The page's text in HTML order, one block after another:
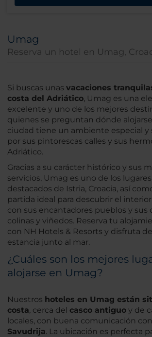
Umag
Reserva un hotel en Umag,
Si buscas unas vacaciones
costa del Adriático, Umag es una
excelente y uno de los mejores
quienes se preguntan dónde
ciudad tiene un ambiente especial y
por sus pintorescas calles y sus
Adriático.
Gracias a su carácter histórico y sus
servicios, Umag es uno de los
destacados de Istria, Croacia, así
partida ideal para descubrir el
con sus encantadores pueblos y sus
colinas y viñedos. Reserva tu
con NH Hotels & Resorts y disfruta
estancia junto al mar.
¿Cuáles son los mejores
alojarse en Umag?
Nuestros hoteles en Umag están
costa, cerca del casco antiguo y de
locales, con buena comunicación con
Savudrija. La ubicación es perfecta